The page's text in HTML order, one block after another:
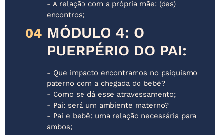
- A relação com a própria mãe: (des)
encontros;
04 MÓDULO 4: O
PUERPÉRIO DO PAI:
- Que impacto encontramos no psiquismo
paterno com a chegada do bebê?
- Como se dá esse atravessamento;
- Pai: será um ambiente materno?
- Pai e bebê: uma relação necessária para
ambos;